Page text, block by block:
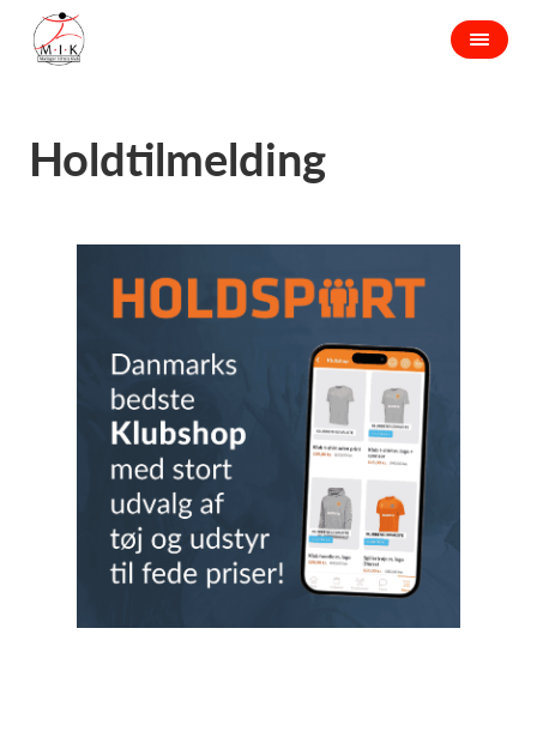
Holdtilmelding